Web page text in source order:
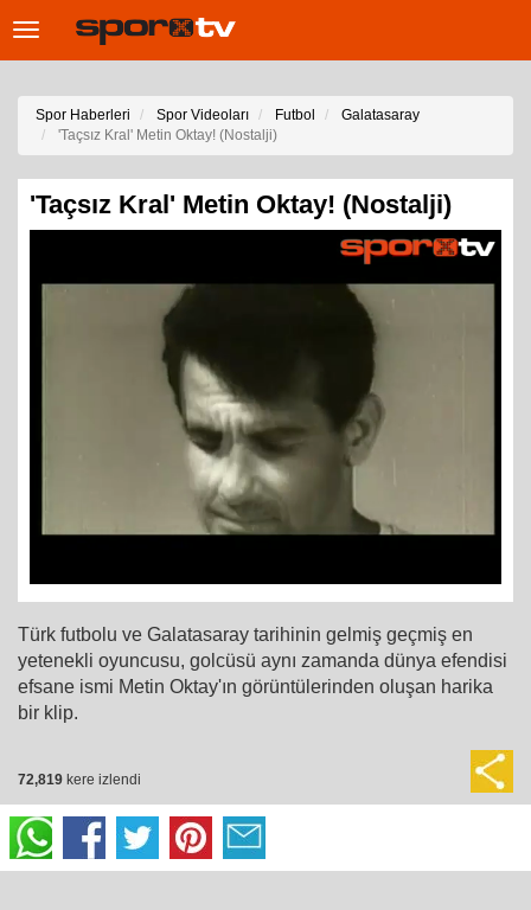
Toggle
Spor Haberleri Spor Videoları Futbol
Galatasaray
'Taçsız Kral' Metin Oktay! (Nostalji)
'Taçsız Kral' Metin Oktay! (Nostalji)
Türk futbolu ve Galatasaray tarihinin gelmiş geçmiş en
yetenekli oyuncusu, golcüsü aynı zamanda dünya efendisi
efsane ismi Metin Oktay'ın görüntülerinden oluşan harika
bir klip.
72,819 kere izlendi